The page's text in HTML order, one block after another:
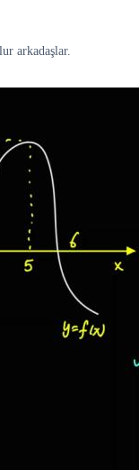
arkadaşlar.